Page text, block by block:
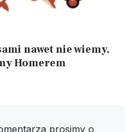
nawet nie wiemy,
Homerem
prosimy o